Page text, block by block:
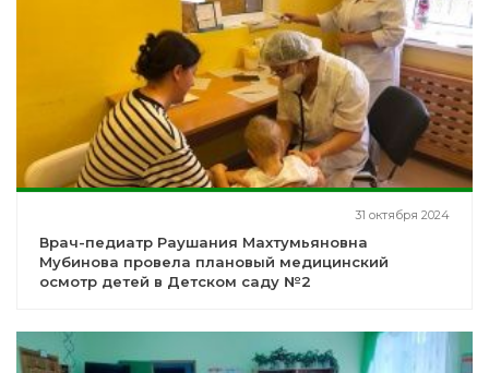
31 октября 2024
Врач-педиатр Раушания Махтумьяновна
Мубинова провела плановый медицинский
осмотр детей в Детском саду №2